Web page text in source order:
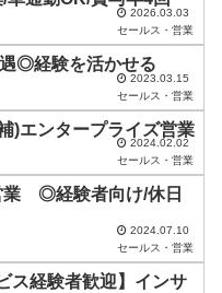
2026.03.03
セールス・営業
◎経験を活かせる
2023.03.15
セールス・営業
)エンタープライズ営業
2024.02.02
セールス・営業
業 ◎経験者向け/休日
2024.07.10
セールス・営業
ス経験者歓迎】インサ